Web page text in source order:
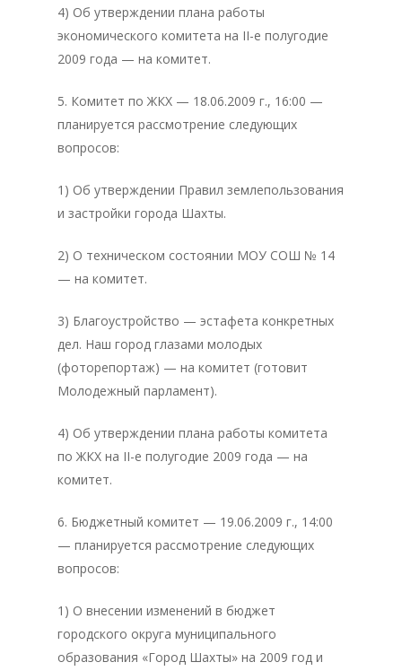
4) Об утверждении плана работы
экономического комитета на II-е полугодие
2009 года — на комитет.
5. Комитет по ЖКХ — 18.06.2009 г., 16:00 —
планируется рассмотрение следующих
вопросов:
1) Об утверждении Правил землепользования
и застройки города Шахты.
2) О техническом состоянии МОУ СОШ № 14
— на комитет.
3) Благоустройство — эстафета конкретных
дел. Наш город глазами молодых
(фоторепортаж) — на комитет (готовит
Молодежный парламент).
4) Об утверждении плана работы комитета
по ЖКХ на II-е полугодие 2009 года — на
комитет.
6. Бюджетный комитет — 19.06.2009 г., 14:00
— планируется рассмотрение следующих
вопросов:
1) О внесении изменений в бюджет
городского округа муниципального
образования «Город Шахты» на 2009 год и
Документация
Контакты